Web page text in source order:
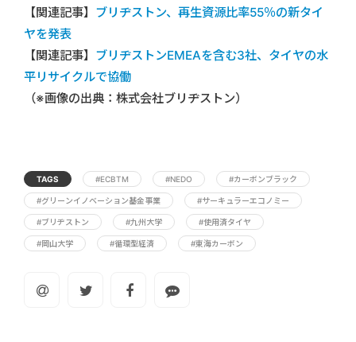
【関連記事】 ブリヂストン、再生資源比率55％の新タイ
ヤを発表
【関連記事】 ブリヂストンEMEAを含む3社、タイヤの水
平リサイクルで協働
（※画像の出典：株式会社ブリヂストン）
TAGS #ECBTM #NEDO #カーボンブラック
#グリーンイノベーション基金事業 #サーキュラーエコノミー
#ブリヂストン #九州大学 #使用済タイヤ
#岡山大学 #循環型経済 #東海カーボン